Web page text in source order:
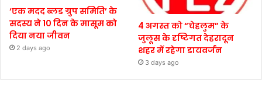
‘एक मदद ब्लड ग्रुप समिति’ के
सदस्य ने 10 दिन के मासूम को
दिया नया जीवन
2 days ago
4 अगस्त को “चेहलुम” के
जुलूस के दृष्टिगत देहरादून
शहर में रहेगा डायवर्जन
3 days ago